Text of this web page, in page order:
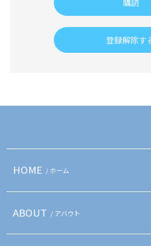
HOME / ホーム
ABOUT / アバウト